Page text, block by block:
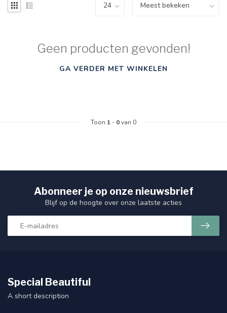
Geen producten gevonden!
GA VERDER MET WINKELEN
Toon 1 - 0van 0
Abonneer je op onze nieuwsbrief
Blijf op de hoogte over onze laatste acties
Special Beautiful
A short description